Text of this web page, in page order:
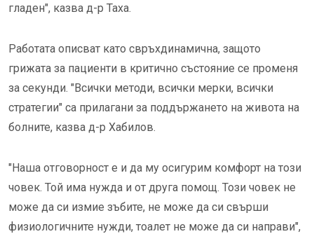
гладен", казва д-р Таха.
Работата описват като свръхдинамична, защото
грижата за пациенти в критично състояние се променя
за секунди. "Всички методи, всички мерки, всички
стратегии" са прилагани за поддържането на живота на
болните, казва д-р Хабилов.
"Наша отговорност е и да му осигурим комфорт на този
човек. Той има нужда и от друга помощ. Този човек не
може да си измие зъбите, не може да си свърши
физиологичните нужди, тоалет не може да си направи",